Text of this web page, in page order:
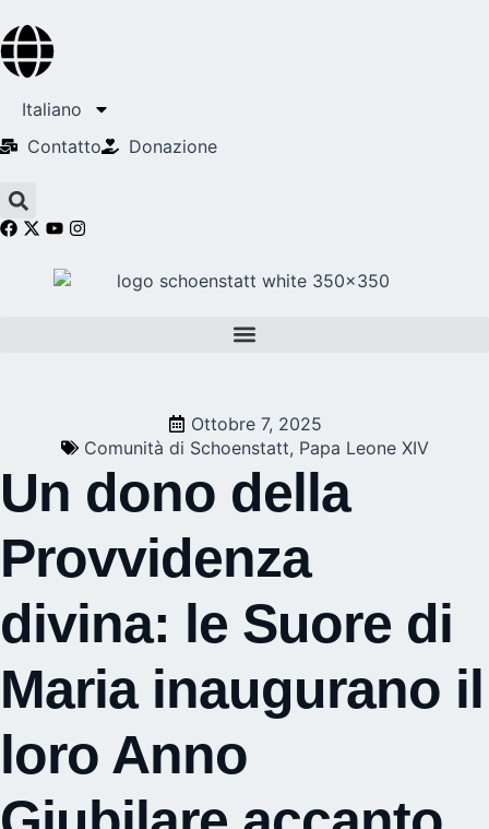
Italiano
Contatto
Donazione
Ottobre 7, 2025
Comunità di Schoenstatt, Papa Leone XIV
Un dono della
Provvidenza
divina: le Suore di
Maria inaugurano il
loro Anno